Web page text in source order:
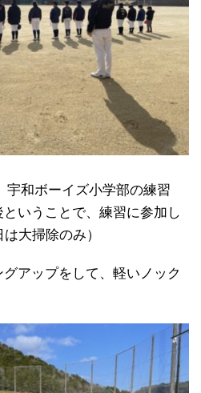
宇和ボーイズ小学部の練習
いうことで、練習に参加し
大掃除のみ）
アップをして、軽いノック